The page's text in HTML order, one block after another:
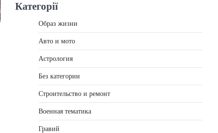
Категорії
Образ жизни
Авто и мото
Астрология
Без категории
Строительство и ремонт
Военная тематика
Гравий